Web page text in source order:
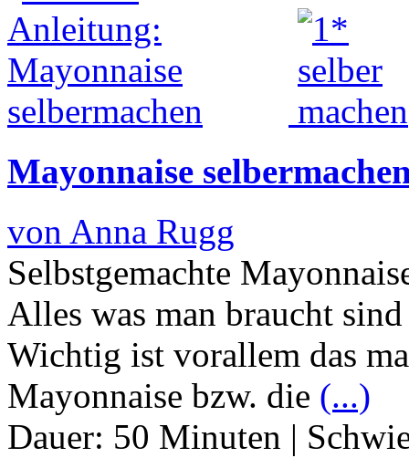
Mayonnaise
von Anna Rugg
Selbstgemachte
Alles was man braucht
Wichtig ist vorallem das
Mayonnaise bzw. die (...)
Dauer: 50 Minuten |